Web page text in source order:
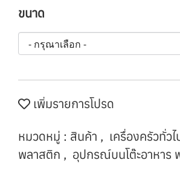
ขนาด
เพิ่มรายการโปรด
หมวดหมู่ : สินค้า , เครื่องครัวทั่วไ
พลาสติก , อุปกรณ์บนโต๊ะอาหาร